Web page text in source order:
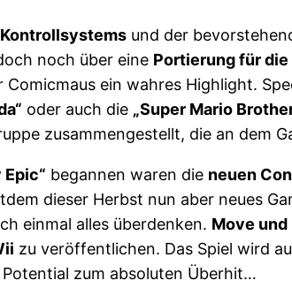
und der
noch über eine Portierung für
Comicmaus ein wahres Highlight.
oder auch die „Super Mario
zusammengestellt, die an dem
begannen waren die neuen
dieser Herbst nun aber neues
einmal alles überdenken. Move
zu veröffentlichen. Das Spiel wird
zum absoluten Überhit…